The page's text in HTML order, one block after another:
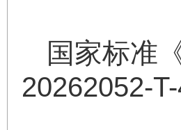
国家标准
20262052-